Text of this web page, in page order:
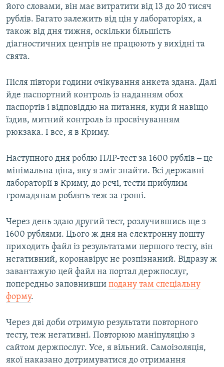
його словами, він має витратити від 13 до 20 тисяч
рублів. Багато залежить від цін у лабораторіях, а
також від дня тижня, оскільки більшість
діагностичних центрів не працюють у вихідні та
свята.
Після півтори години очікування анкета здана. Далі
йде паспортний контроль із наданням обох
паспортів і відповіддю на питання, куди й навіщо
їздив, митний контроль із просвічуванням
рюкзака. І все, я в Криму.
Наступного дня роблю ПЛР-тест за 1600 рублів ‒ це
мінімальна ціна, яку я зміг знайти. Всі державні
лабораторії в Криму, до речі, тести прибулим
громадянам роблять теж за гроші.
Через день здаю другий тест, розлучившись ще з
1600 рублями. Цього ж дня на електронну пошту
приходить файл із результатами першого тесту, він
негативний, коронавірус не розпізнаний. Відразу ж
завантажую цей файл на портал держпослуг,
попередньо заповнивши подану там спеціальну
форму.
Через дві доби отримую результати повторного
тесту, теж негативні. Повторюю маніпуляцію з
сайтом держпослуг. Усе, я вільний. Самоізоляція,
якої наказано дотримуватися до отримання